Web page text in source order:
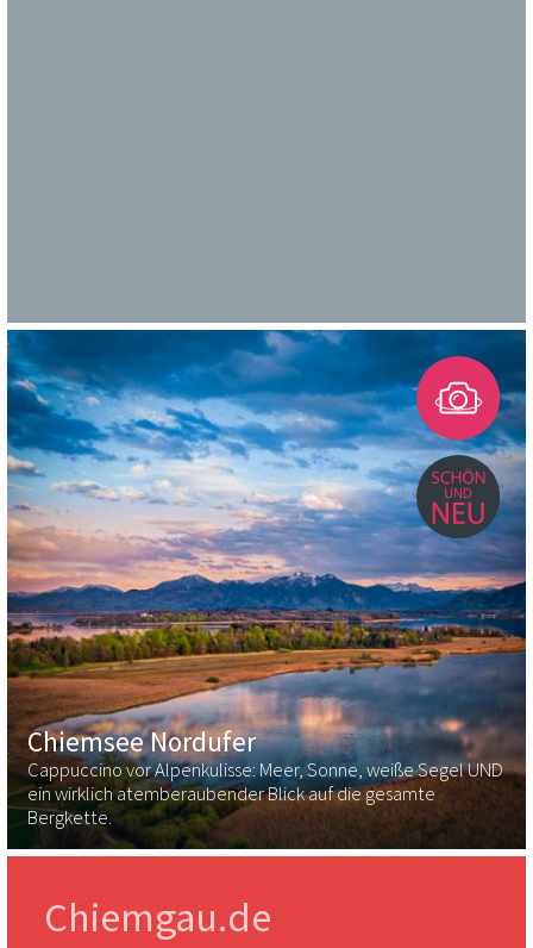
Chiemsee Nordufer
Cappuccino vor Alpenkulisse: Meer, Sonne, weiße Segel UND
ein wirklich atemberaubender Blick auf die gesamte
Bergkette.
Chiemgau.de